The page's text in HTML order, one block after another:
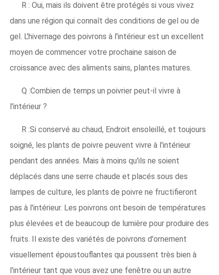
R : Oui, mais ils doivent être protégés si vous vivez
dans une région qui connaît des conditions de gel ou de
gel. L'hivernage des poivrons à l'intérieur est un excellent
moyen de commencer votre prochaine saison de
croissance avec des aliments sains, plantes matures.
Q :Combien de temps un poivrier peut-il vivre à
l'intérieur ?
R :Si conservé au chaud, Endroit ensoleillé, et toujours
soigné, les plants de poivre peuvent vivre à l'intérieur
pendant des années. Mais à moins qu'ils ne soient
déplacés dans une serre chaude et placés sous des
lampes de culture, les plants de poivre ne fructifieront
pas à l'intérieur. Les poivrons ont besoin de températures
plus élevées et de beaucoup de lumière pour produire des
fruits. Il existe des variétés de poivrons d'ornement
visuellement époustouflantes qui poussent très bien à
l'intérieur tant que vous avez une fenêtre ou un autre